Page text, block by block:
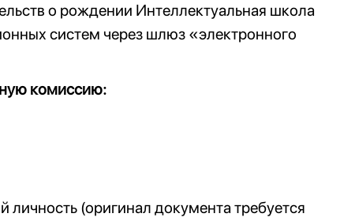
о рождении Интеллектуальная школа
систем через шлюз «электронного
комиссию:
(оригинал документа требуется